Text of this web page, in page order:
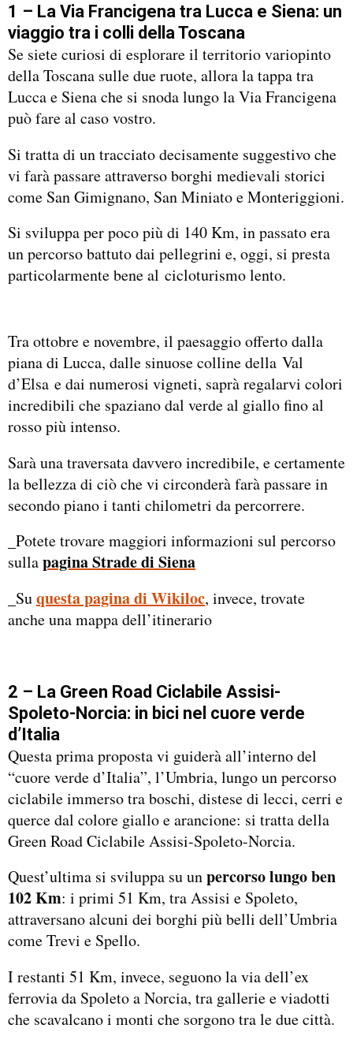
1 – La Via Francigena tra Lucca e Siena: un
viaggio tra i colli della Toscana
Se siete curiosi di esplorare il territorio variopinto
della Toscana sulle due ruote, allora la tappa tra
Lucca e Siena che si snoda lungo la Via Francigena
può fare al caso vostro.
Si tratta di un tracciato decisamente suggestivo che
vi farà passare attraverso borghi medievali storici
come San Gimignano, San Miniato e Monteriggioni.
Si sviluppa per poco più di 140 Km, in passato era
un percorso battuto dai pellegrini e, oggi, si presta
particolarmente bene al cicloturismo lento.
Tra ottobre e novembre, il paesaggio offerto dalla
piana di Lucca, dalle sinuose colline della Val
d’Elsa e dai numerosi vigneti, saprà regalarvi colori
incredibili che spaziano dal verde al giallo fino al
rosso più intenso.
Sarà una traversata davvero incredibile, e certamente
la bellezza di ciò che vi circonderà farà passare in
secondo piano i tanti chilometri da percorrere.
_Potete trovare maggiori informazioni sul percorso
sullapagina Strade di Siena
_Suquesta pagina di Wikiloc, invece, trovate
anche una mappa dell’itinerario
2 – La Green Road Ciclabile Assisi-
Spoleto-Norcia: in bici nel cuore verde
d’Italia
Questa prima proposta vi guiderà all’interno del
“cuore verde d’Italia”, l’Umbria, lungo un percorso
ciclabile immerso tra boschi, distese di lecci, cerri e
querce dal colore giallo e arancione: si tratta della
Green Road Ciclabile Assisi-Spoleto-Norcia.
Quest’ultima si sviluppa su unpercorso lungo ben
102 Km: i primi 51 Km, tra Assisi e Spoleto,
attraversano alcuni dei borghi più belli dell’Umbria
come Trevi e Spello.
I restanti 51 Km, invece, seguono la via dell’ex
ferrovia da Spoleto a Norcia, tra gallerie e viadotti
che scavalcano i monti che sorgono tra le due città.